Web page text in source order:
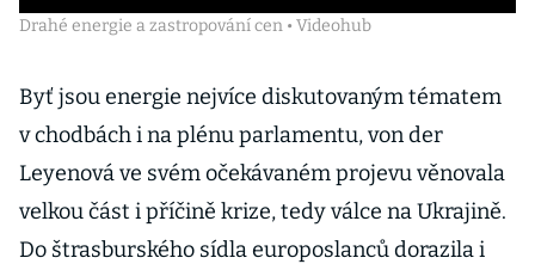
Drahé energie a zastropování cen • Videohub
Byť jsou energie nejvíce diskutovaným tématem
v chodbách i na plénu parlamentu, von der
Leyenová ve svém očekávaném projevu věnovala
velkou část i příčině krize, tedy válce na Ukrajině.
Do štrasburského sídla europoslanců dorazila i